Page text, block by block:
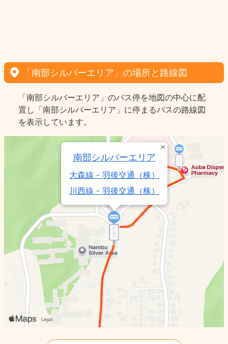
「南部シルバーエリア」の場所と路線図
「南部シルバーエリア」のバス停を地図の中心に配
置し「南部シルバーエリア」に停まるバスの路線図
を表示しています。
南部シルバーエリア
大森線 - 羽後交通（株）
川西線 - 羽後交通（株）